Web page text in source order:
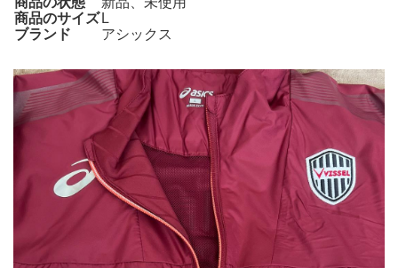
商品のサイズ L
ブランド
アシックス